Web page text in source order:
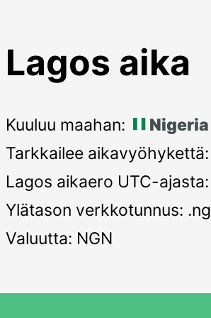
Lagos aika
Kuuluu maahan:
Nigeria
Tarkkailee aikavyöhykettä:
Lagos aikaero UTC-ajasta:
Ylätason verkkotunnus: .ng
Valuutta: NGN